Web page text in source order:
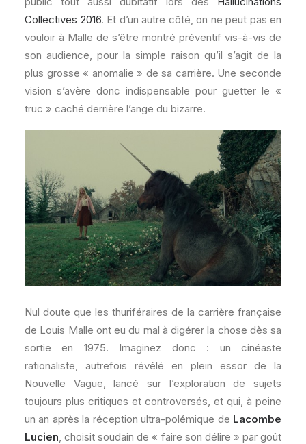
Collectives 2016. Et d’un autre côté, on ne peut pas en
vouloir à Malle de s’être montré préventif vis-à-vis de
son audience, pour la simple raison qu’il s’agit de la
plus grosse « anomalie » de sa carrière. Une seconde
vision s’avère donc indispensable pour guetter le «
truc » caché derrière l’ange du bizarre.
Nul doute que les thuriféraires de la carrière française
de Louis Malle ont eu du mal à digérer la chose dès sa
sortie en 1975. Imaginez donc : un cinéaste
rationaliste, autrefois révélé en plein essor de la
Nouvelle Vague, lancé sur l’exploration de sujets
toujours plus critiques et controversés, et qui, à peine
un an après la réception ultra-polémique de Lacombe
Lucien , choisit soudain de « faire son délire » par goût